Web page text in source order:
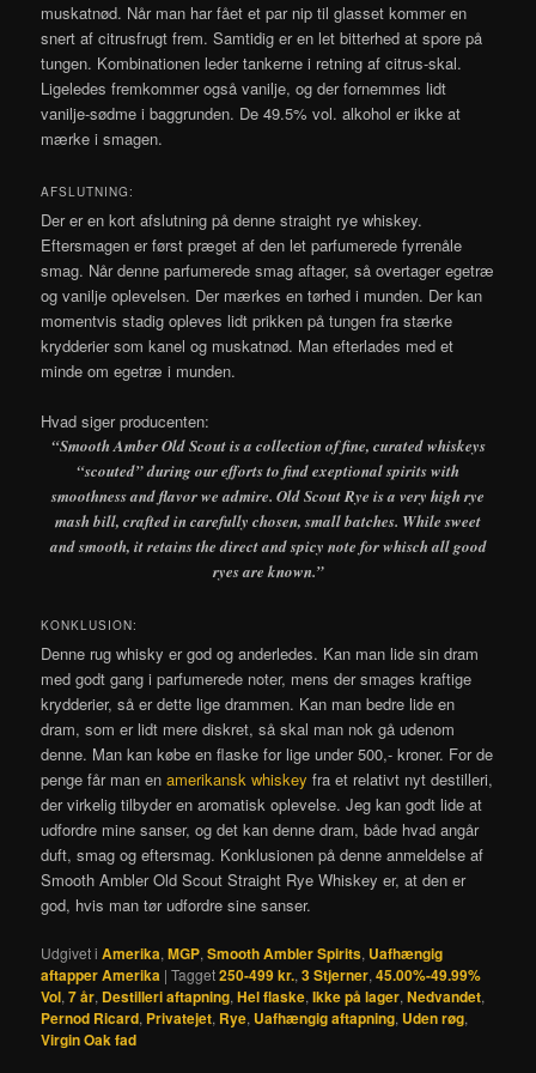
muskatnød. Når man har fået et par nip til glasset kommer en
snert af citrusfrugt frem. Samtidig er en let bitterhed at spore på
tungen. Kombinationen leder tankerne i retning af citrus-skal.
Ligeledes fremkommer også vanilje, og der fornemmes lidt
vanilje-sødme i baggrunden. De 49.5% vol. alkohol er ikke at
mærke i smagen.
AFSLUTNING:
Der er en kort afslutning på denne straight rye whiskey.
Eftersmagen er først præget af den let parfumerede fyrrenåle
smag. Når denne parfumerede smag aftager, så overtager egetræ
og vanilje oplevelsen. Der mærkes en tørhed i munden. Der kan
momentvis stadig opleves lidt prikken på tungen fra stærke
krydderier som kanel og muskatnød. Man efterlades med et
minde om egetræ i munden.
Hvad siger producenten:
“Smooth Amber Old Scout is a collection of fine, curated whiskeys
“scouted” during our efforts to find exeptional spirits with
smoothness and flavor we admire. Old Scout Rye is a very high rye
mash bill, crafted in carefully chosen, small batches. While sweet
and smooth, it retains the direct and spicy note for whisch all good
ryes are known.”
KONKLUSION:
Denne rug whisky er god og anderledes. Kan man lide sin dram
med godt gang i parfumerede noter, mens der smages kraftige
krydderier, så er dette lige drammen. Kan man bedre lide en
dram, som er lidt mere diskret, så skal man nok gå udenom
denne. Man kan købe en flaske for lige under 500,- kroner. For de
penge får man enamerikansk whiskey fra et relativt nyt destilleri,
der virkelig tilbyder en aromatisk oplevelse. Jeg kan godt lide at
udfordre mine sanser, og det kan denne dram, både hvad angår
duft, smag og eftersmag. Konklusionen på denne anmeldelse af
Smooth Ambler Old Scout Straight Rye Whiskey er, at den er
god, hvis man tør udfordre sine sanser.
Udgivet i Amerika,MGP,Smooth Ambler Spirits, Uafhængig
aftapper Amerika |Tagget250-499 kr.,3 Stjerner,45.00%-49.99%
Vol,7 år, Destilleri aftapning,Hel flaske,Ikke på lager,Nedvandet,
Pernod Ricard, Privatejet, Rye, Uafhængig aftapning, Uden røg,
Virgin Oak fad